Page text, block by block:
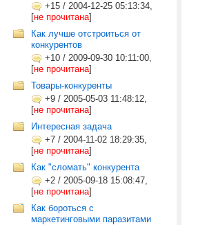
+15 / 2004-12-25 05:13:34,
[не прочитана]
Как лучше отстроиться от
конкурентов
+10 / 2009-09-30 10:11:00,
[не прочитана]
Товары-конкуренты
+9 / 2005-05-03 11:48:12,
[не прочитана]
Интересная задача
+7 / 2004-11-02 18:29:35,
[не прочитана]
Как "сломать" конкурента
+2 / 2005-09-18 15:08:47,
[не прочитана]
Как бороться с
маркетинговыми паразитами